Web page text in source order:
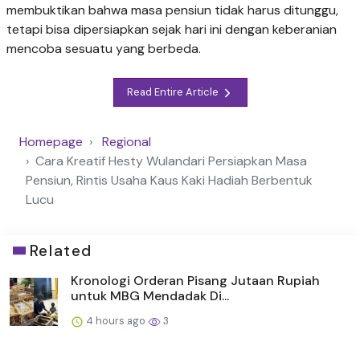
membuktikan bahwa masa pensiun tidak harus ditunggu,
tetapi bisa dipersiapkan sejak hari ini dengan keberanian
mencoba sesuatu yang berbeda.
Read Entire Article
Homepage
Regional
Cara Kreatif Hesty Wulandari Persiapkan Masa
Pensiun, Rintis Usaha Kaus Kaki Hadiah Berbentuk
Lucu
Related
Kronologi Orderan Pisang Jutaan Rupiah
untuk MBG Mendadak Di...
4 hours ago 3